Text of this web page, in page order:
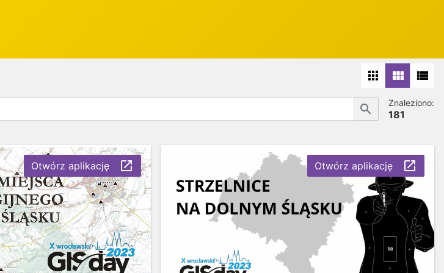
apps view_module view_list
search Znaleziono:
181
Otwórz aplikację launch Otwórz aplikację launch